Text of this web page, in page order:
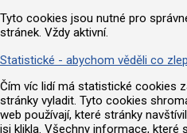
Tyto cookies jsou nutné pro
stránek. Vždy aktivní.
Statistické - abychom věděli co
Čím víc lidí má statistické cookies
stránky vyladit. Tyto cookies
web používají, které stránky
jsi klikla. Všechny informace, které